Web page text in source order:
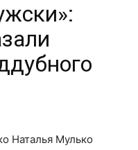
Наталья Мулько